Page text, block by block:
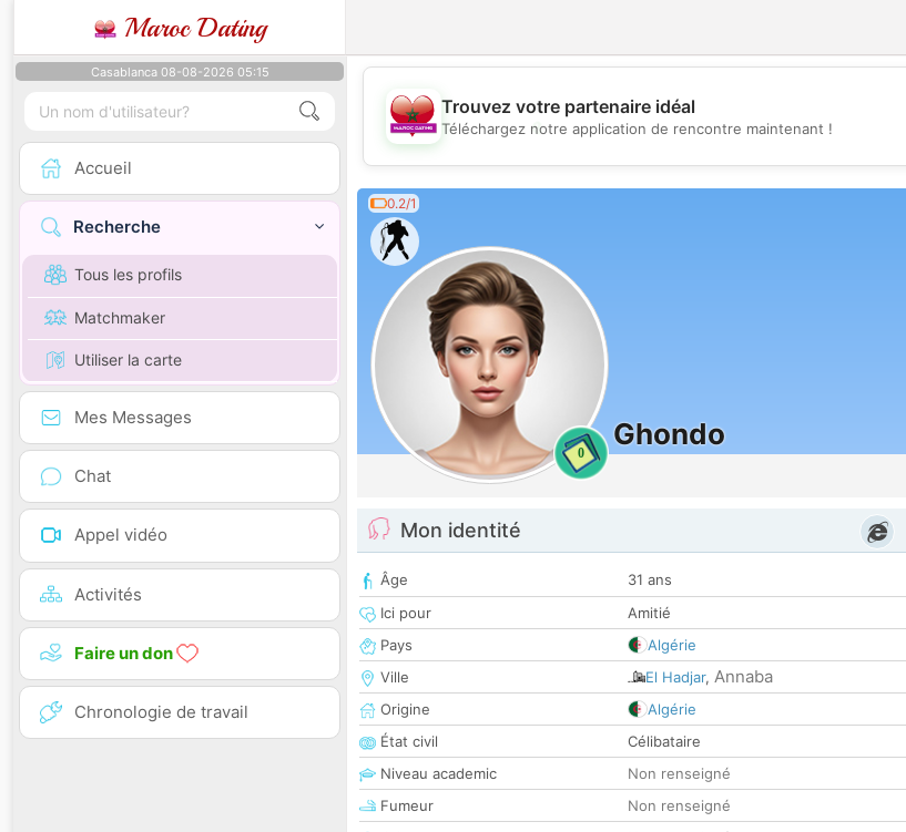
Maroc Dating
Casablanca 08-08-2026 05:15
Accueil
Recherche
Tous les profils
Matchmaker
Utiliser la carte
Mes Messages
Chat
Appel vidéo
Activités
Faire un don
Chronologie de travail
💖
💕
Trouvez votre partenaire idéal
Téléchargez notre application de rencontre maintenant !
0.2/1
0
Ghondo
Mon identité
Âge
31 ans
Ici pour
Amitié
Pays
Algérie
Ville
El Hadjar, Annaba
Origine
Algérie
État civil
Célibataire
Niveau academic
Non renseigné
Fumeur
Non renseigné